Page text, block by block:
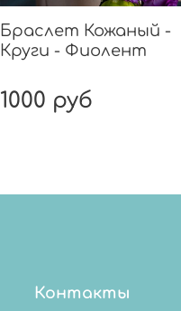
Браслет Кожаный -
Круги - Фиолент
1000 руб
Контакты